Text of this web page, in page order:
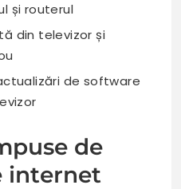
și routerul
din televizor și
de software
de
internet